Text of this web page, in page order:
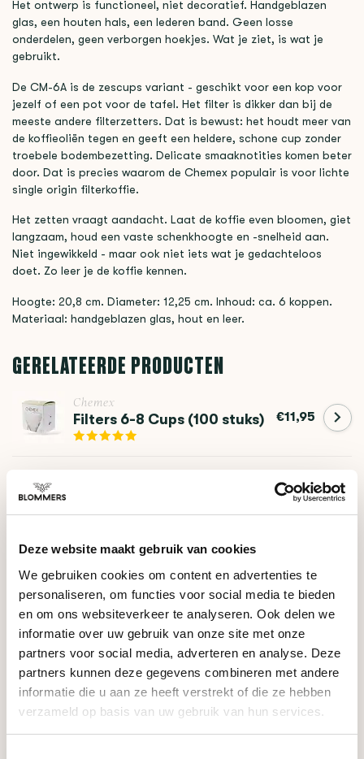
Deze website maakt gebruik van cookies
We gebruiken cookies om content en advertenties te
personaliseren, om functies voor social media te bieden
en om ons websiteverkeer te analyseren. Ook delen we
informatie over uw gebruik van onze site met onze
partners voor social media, adverteren en analyse. Deze
partners kunnen deze gegevens combineren met andere
informatie die u aan ze heeft verstrekt of die ze hebben
verzameld op basis van uw gebruik van hun services.
Het ontwerp is functioneel, niet decoratief. Handgeblazen
glas, een houten hals, een lederen band. Geen losse
onderdelen, geen verborgen hoekjes. Wat je ziet, is wat je
gebruikt.
De CM-6A is de zescups variant - geschikt voor een kop voor
jezelf of een pot voor de tafel. Het filter is dikker dan bij de
meeste andere filterzetters. Dat is bewust: het houdt meer van
de koffieoliën tegen en geeft een heldere, schone cup zonder
troebele bodembezetting. Delicate smaaknotities komen beter
door. Dat is precies waarom de Chemex populair is voor lichte
single origin filterkoffie.
Het zetten vraagt aandacht. Laat de koffie even bloomen, giet
langzaam, houd een vaste schenkhoogte en -snelheid aan.
Niet ingewikkeld - maar ook niet iets wat je gedachteloos
doet. Zo leer je de koffie kennen.
Hoogte: 20,8 cm. Diameter: 12,25 cm. Inhoud: ca. 6 koppen.
Materiaal: handgeblazen glas, hout en leer.
GERELATEERDE PRODUCTEN
Chemex
Filters 6-8 Cups (100 stuks) €11,95
€41,95
HULP NODIG BIJ JE KEUZE?
Onze koffie-expert helpt je graag verder!
Stel je vraag
RECENT BEKEKEN